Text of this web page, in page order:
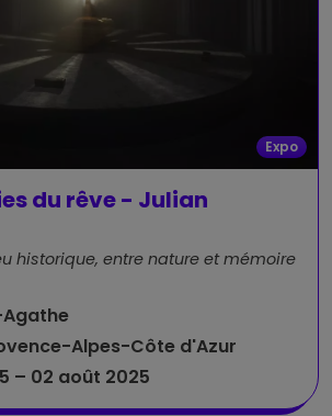
Expo
du rêve - Julian
historique, entre nature et mémoire
Alpes-Côte d'Azur
– 02 août 2025